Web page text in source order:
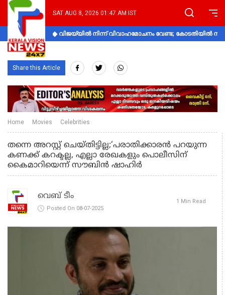
SAT AUG 8, 2026 01:47 AM IST
വിജയ്‌യിൽ നിന്ന് വിവാഹമോചനം വേണ്ട; കോടതിയിൽ
Share this Article
Home Movies Celebrities
തന്നെ അറസ്റ്റ് ചെയ്തിട്ടില്ല;‘പരാതിക്കാരൻ പറയുന്ന
കണക്ക്​ കറക്ടല്ല, എല്ലാ രേഖകളും പൊലീസിന്
കൈമാറിയെന്ന് സൗബിൻ ഷാഹിർ
വെബ് ടീം
Posted On 08-07-2025
1 Min Read